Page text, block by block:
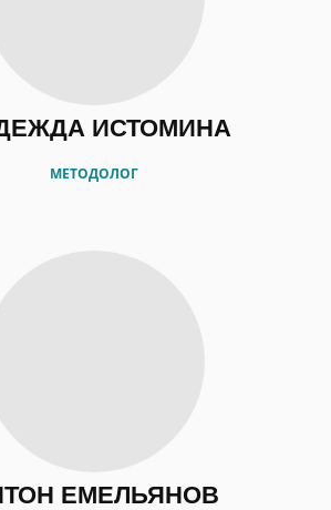
ИСТОМИНА
МЕТОДОЛОГ
ЕМЕЛЬЯНОВ